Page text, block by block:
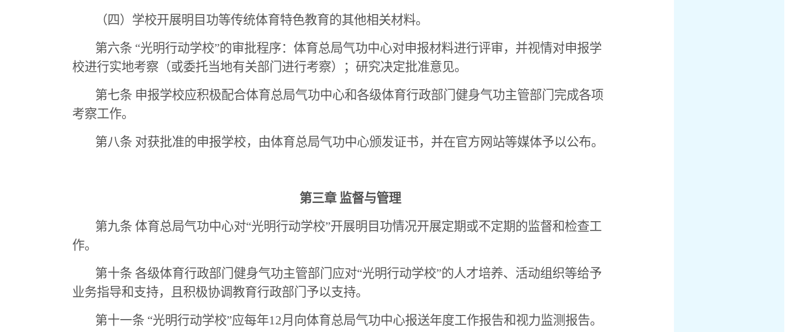
（四）学校开展明目功等传统体育特色教育的其他相关材料。
第六条 “光明行动学校”的审批程序：体育总局气功中心对申报材料进行评审，并视情对申报学
校进行实地考察（或委托当地有关部门进行考察）；研究决定批准意见。
第七条 申报学校应积极配合体育总局气功中心和各级体育行政部门健身气功主管部门完成各项
考察工作。
第八条 对获批准的申报学校，由体育总局气功中心颁发证书，并在官方网站等媒体予以公布。
第三章 监督与管理
第九条 体育总局气功中心对“光明行动学校”开展明目功情况开展定期或不定期的监督和检查工
作。
第十条 各级体育行政部门健身气功主管部门应对“光明行动学校”的人才培养、活动组织等给予
业务指导和支持，且积极协调教育行政部门予以支持。
第十一条 “光明行动学校”应每年12月向体育总局气功中心报送年度工作报告和视力监测报告。